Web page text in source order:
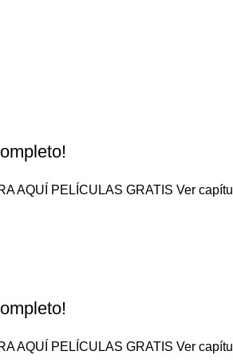
AQUÍ PELÍCULAS GRATIS Ver
AQUÍ PELÍCULAS GRATIS Ver